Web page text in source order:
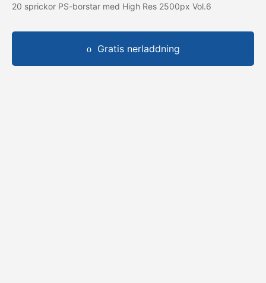
20 sprickor PS-borstar med High Res 2500px Vol.6
Gratis nerladdning